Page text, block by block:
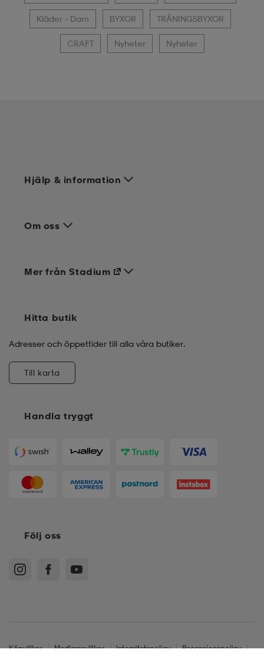
Kläder - Dam BYXOR TRÄNINGSBYXOR
CRAFT Nyheter Nyheter
Hjälp & information
Om oss
Handla tryggt
Mer från Stadium
Hitta butik
Adresser och öppettider till alla våra butiker.
Till karta
Följ oss
Köpvillkor Medlemsvillkor Integritetspolicy
Recensionspolicy